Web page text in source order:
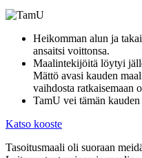
Heikomman alun ja
ansaitsi voittonsa.
Maalintekijöitä löytyi
Mättö avasi kauden
vaihdosta ratkaisemaan
TamU vei tämän
Katso kooste
Tasoitusmaali oli suoraan